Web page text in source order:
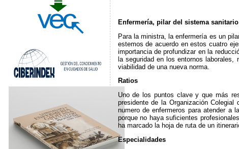
Enfermería, pilar del sistema sanitario
Para la ministra, la enfermería es un
estemos de acuerdo en estos cuatro
importancia de profundizar en la
la seguridad en los entornos
viabilidad de una nueva norma.
Ratios
Uno de los puntos clave y que más
presidente de la Organización
numero de enfermeros para atender a
porque no haya suficientes
ha marcado la hoja de ruta de un
Especialidades